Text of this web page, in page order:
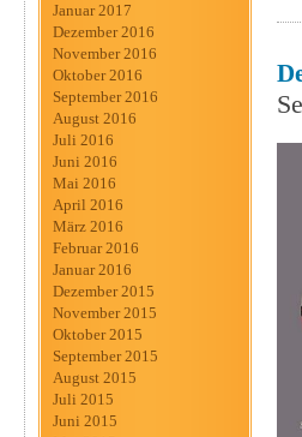
Januar 2017
Dezember 2016
November 2016
Oktober 2016
September 2016
August 2016
Juli 2016
Juni 2016
Mai 2016
April 2016
März 2016
Februar 2016
Januar 2016
Dezember 2015
November 2015
Oktober 2015
September 2015
August 2015
Juli 2015
Juni 2015